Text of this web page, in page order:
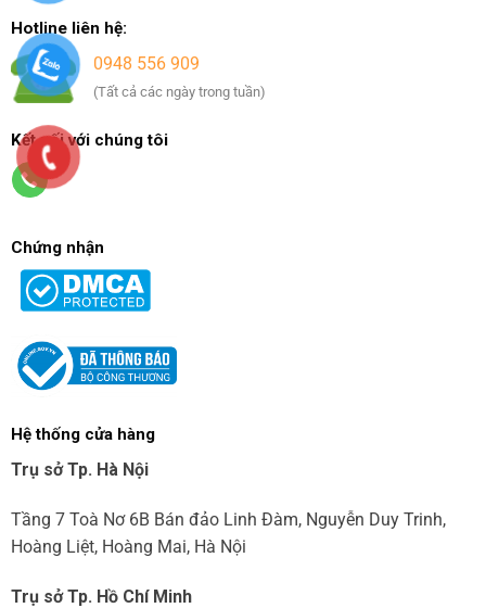
Hotline liên hệ:
0948 556 909
(Tất cả các ngày trong tuần)
Kết nối với chúng tôi
Chứng nhận
Hệ thống cửa hàng
Trụ sở Tp. Hà Nội
Tầng 7 Toà Nơ 6B Bán đảo Linh Đàm, Nguyễn Duy Trinh,
Hoàng Liệt, Hoàng Mai, Hà Nội
Trụ sở Tp. Hồ Chí Minh